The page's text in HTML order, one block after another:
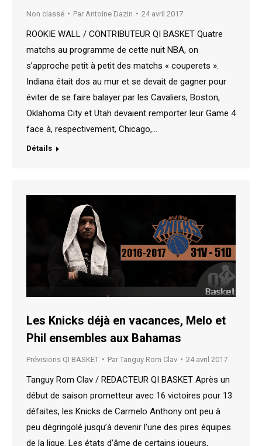
Non classé Par Antoine Dazin 24 avril 2017
ROOKIE WALL / CONTRIBUTEUR QI BASKET Quatre
matchs au programme de cette nuit NBA, on
s’approche petit à petit des matchs « couperets ».
Indiana était dos au mur et se devait de gagner pour
éviter de se faire balayer par les Cavaliers, Boston,
Oklahoma City et Utah devaient remporter leur Game 4
face à, respectivement, Chicago,…
Détails
Les Knicks déjà en vacances, Melo et
Phil ensembles aux Bahamas
Prévisions QI BASKET Par Tanguy Rom Clav 24 avril 2017
Tanguy Rom Clav / REDACTEUR QI BASKET Après un
début de saison prometteur avec 16 victoires pour 13
défaites, les Knicks de Carmelo Anthony ont peu à
peu dégringolé jusqu’à devenir l’une des pires équipes
de la ligue. Les états d’âme de certains joueurs,